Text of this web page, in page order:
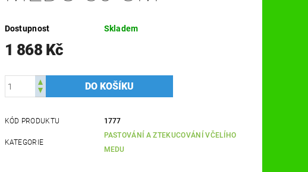
Dostupnost Skladem
1 868 Kč
KÓD PRODUKTU 1777
KATEGORIE
PASTOVÁNÍ A ZTEKUCOVÁNÍ VČELÍHO
MEDU